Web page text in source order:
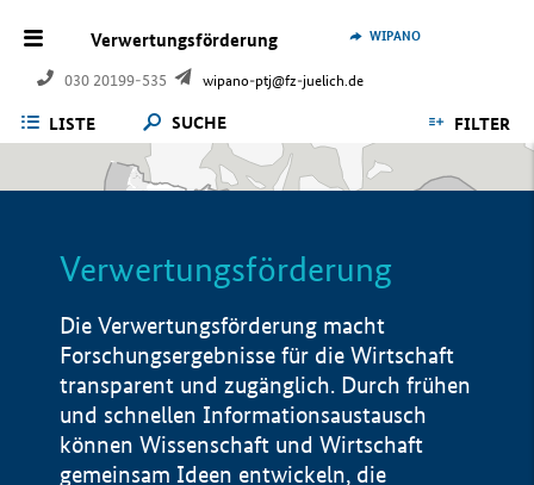
Verwertungsförderung
030 20199-535 wipano-ptj@fz-juelich.de
WIPANO
LISTE SUCHE FILTER
Verwertungsförderung
Die Verwertungsförderung macht
Forschungsergebnisse für die Wirtschaft
transparent und zugänglich. Durch frühen
und schnellen Informationsaustausch
können Wissenschaft und Wirtschaft
gemeinsam Ideen entwickeln, die